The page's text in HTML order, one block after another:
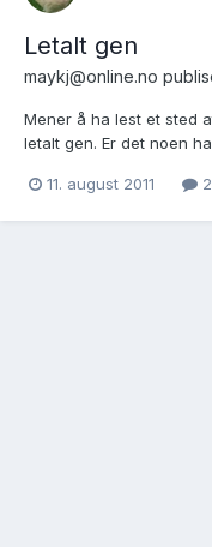
Letalt gen
maykj@online.no
Mener å ha lest et sted
letalt gen. Er det noen
Med andre ord: kan
11. august 2011